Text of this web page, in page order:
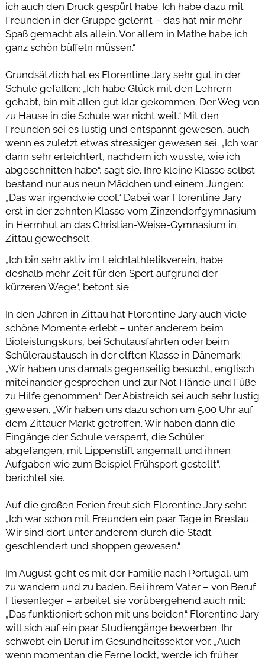
ich auch den Druck gespürt habe. Ich habe dazu mit
Freunden in der Gruppe gelernt – das hat mir mehr
Spaß gemacht als allein. Vor allem in Mathe habe ich
ganz schön büffeln müssen.“
Grundsätzlich hat es Florentine Jary sehr gut in der
Schule gefallen: „Ich habe Glück mit den Lehrern
gehabt, bin mit allen gut klar gekommen. Der Weg von
zu Hause in die Schule war nicht weit.“ Mit den
Freunden sei es lustig und entspannt gewesen, auch
wenn es zuletzt etwas stressiger gewesen sei. „Ich war
dann sehr erleichtert, nachdem ich wusste, wie ich
abgeschnitten habe“, sagt sie. Ihre kleine Klasse selbst
bestand nur aus neun Mädchen und einem Jungen:
„Das war irgendwie cool.“ Dabei war Florentine Jary
erst in der zehnten Klasse vom Zinzendorfgymnasium
in Herrnhut an das Christian-Weise-Gymnasium in
Zittau gewechselt.
„Ich bin sehr aktiv im Leichtathletikverein, habe
deshalb mehr Zeit für den Sport aufgrund der
kürzeren Wege“, betont sie.
In den Jahren in Zittau hat Florentine Jary auch viele
schöne Momente erlebt – unter anderem beim
Bioleistungskurs, bei Schulausfahrten oder beim
Schüleraustausch in der elften Klasse in Dänemark:
„Wir haben uns damals gegenseitig besucht, englisch
miteinander gesprochen und zur Not Hände und Füße
zu Hilfe genommen.“ Der Abistreich sei auch sehr lustig
gewesen. „Wir haben uns dazu schon um 5.00 Uhr auf
dem Zittauer Markt getroffen. Wir haben dann die
Eingänge der Schule versperrt, die Schüler
abgefangen, mit Lippenstift angemalt und ihnen
Aufgaben wie zum Beispiel Frühsport gestellt“,
berichtet sie.
Auf die großen Ferien freut sich Florentine Jary sehr:
„Ich war schon mit Freunden ein paar Tage in Breslau.
Wir sind dort unter anderem durch die Stadt
geschlendert und shoppen gewesen.“
Im August geht es mit der Familie nach Portugal, um
zu wandern und zu baden. Bei ihrem Vater – von Beruf
Fliesenleger – arbeitet sie vorübergehend auch mit:
„Das funktioniert schon mit uns beiden.“ Florentine Jary
will sich auf ein paar Studiengänge bewerben. Ihr
schwebt ein Beruf im Gesundheitssektor vor. „Auch
wenn momentan die Ferne lockt, werde ich früher